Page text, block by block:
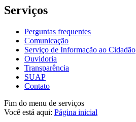
Serviços
Perguntas frequentes
Comunicação
Serviço de Informação ao Cidadão
Ouvidoria
Transparência
SUAP
Contato
Fim do menu de serviços
Você está aqui: Página inicial